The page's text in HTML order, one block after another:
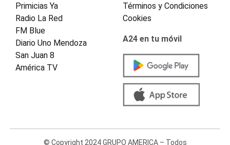
Primicias Ya
Radio La Red
FM Blue
Diario Uno Mendoza
San Juan 8
América TV
Términos y Condiciones
Cookies
A24 en tu móvil
© Copyright 2024 GRUPO AMERICA – Todos